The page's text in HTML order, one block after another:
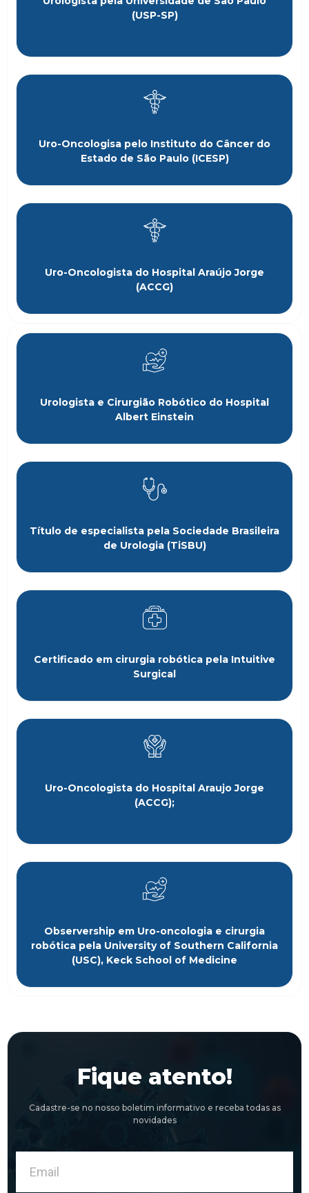
(USP-SP)
Uro-Oncologisa pelo Instituto do Câncer do
Estado de São Paulo (ICESP)
Uro-Oncologista do Hospital Araújo Jorge
(ACCG)
Urologista e Cirurgião Robótico do Hospital
Albert Einstein
Título de especialista pela Sociedade Brasileira
de Urologia (TiSBU)
Certificado em cirurgia robótica pela Intuitive
Surgical
Uro-Oncologista do Hospital Araujo Jorge
(ACCG);
Observership em Uro-oncologia e cirurgia
robótica pela University of Southern California
(USC), Keck School of Medicine
Fique atento!
Cadastre-se no nosso boletim informativo e receba todas as
novidades